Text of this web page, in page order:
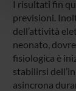
pubblicità e
con altre
raccolto dal
I risultati fin
previsioni.
dell’attività
neonato,
fisiologica è
stabilirsi
asincrona